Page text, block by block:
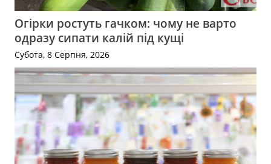
Огірки ростуть гачком: чому не варто
одразу сипати калій під кущі
Субота, 8 Серпня, 2026